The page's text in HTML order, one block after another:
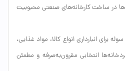
در ساخت کارخانه‌های صنعتی محبوبیت
برای انبارداری انواع کالا، مواد غذایی،
انتخابی مقرون‌به‌صرفه و مطمئن